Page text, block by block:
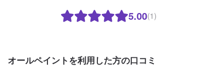
5.00(1)
オールペイントを利用した方の口コミ